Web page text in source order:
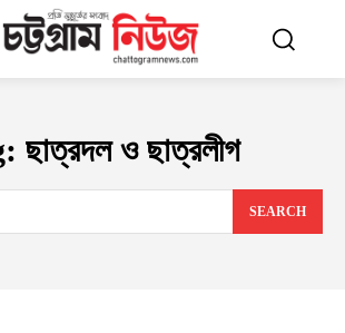
ছাত্রদল ও ছাত্রলীগ
SEARCH